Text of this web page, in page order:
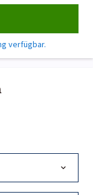
verfügbar.